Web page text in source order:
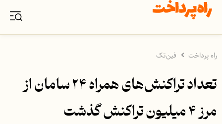
راه پرداخت فین‌تک
تعداد تراکنش‌های همراه ۲۴ سامان از
مرز ۴ میلیون تراکنش گذشت